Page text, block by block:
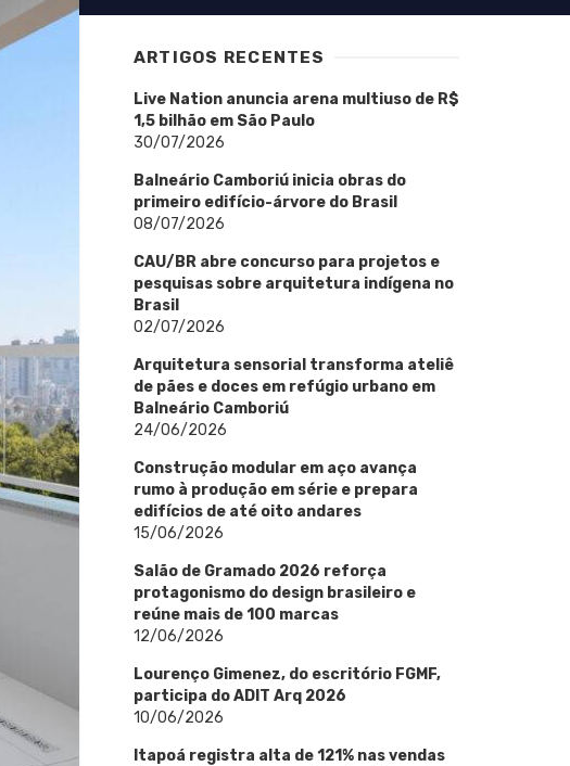
ARTIGOS RECENTES
Live Nation anuncia arena multiuso de R$
1,5 bilhão em São Paulo
30/07/2026
Balneário Camboriú inicia obras do
primeiro edifício-árvore do Brasil
08/07/2026
CAU/BR abre concurso para projetos e
pesquisas sobre arquitetura indígena no
Brasil
02/07/2026
Arquitetura sensorial transforma ateliê
de pães e doces em refúgio urbano em
Balneário Camboriú
24/06/2026
Construção modular em aço avança
rumo à produção em série e prepara
edifícios de até oito andares
15/06/2026
Salão de Gramado 2026 reforça
protagonismo do design brasileiro e
reúne mais de 100 marcas
12/06/2026
Lourenço Gimenez, do escritório FGMF,
participa do ADIT Arq 2026
10/06/2026
Itapoá registra alta de 121% nas vendas